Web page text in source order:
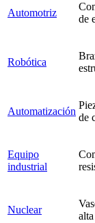
Automotriz
de
Robótica
Automatización
de
Equipo
industrial
Nuclear